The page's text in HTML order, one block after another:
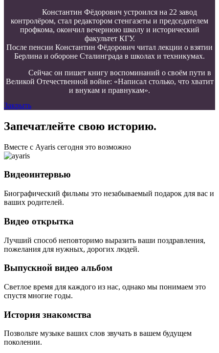
Константин Фёдорович устроился на 22 завод
контролёром, стал редактором стенгазеты и председателем
профкома, окончил вечернюю школу и исторический
факультет КГУ.
После пенсии Константин Фёдорович читал лекции о взятии
Берлина и обороне Сталинграда в школах и техникумах.
Сейчас он пишет книгу воспоминаний о своём пути в
Великой Отечественной войне: «Написал столько, что хватит
и внукам и правнукам».
Закрыть
Запечатлейте свою историю.
Вместе с Ayaris сегодня это возможно
Видеоинтервью
Биографический фильмы это незабываемый подарок для вас и
ваших родителей.
Видео открытка
Лучший способ неповторимо выразить ваши поздравления,
пожелания для нужных, дорогих людей.
Выпускной видео альбом
Светлое время для каждого из нас, однако мы понимаем это
спустя многие годы.
История знакомства
Позвольте музыке ваших слов звучать в вашем будущем
поколении.